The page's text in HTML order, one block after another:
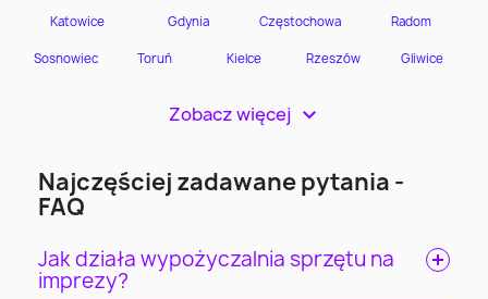
Zobacz więcej >
Najczęściej zadawane pytania -
FAQ
Jak działa wypożyczalnia sprzętu na
imprezy?